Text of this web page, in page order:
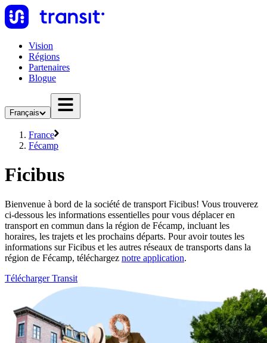
Vision
Régions
Partenaires
Blogue
Français
France
Fécamp
Ficibus
Bienvenue à bord de la société de transport Ficibus! Vous trouverez
ci-dessous les informations essentielles pour vous déplacer en
transport en commun dans la région de Fécamp, incluant les
horaires, les trajets et les prochains départs. Pour avoir toutes les
informations sur Ficibus et les autres réseaux de transports dans la
région de Fécamp, téléchargez notre application.
Télécharger Transit